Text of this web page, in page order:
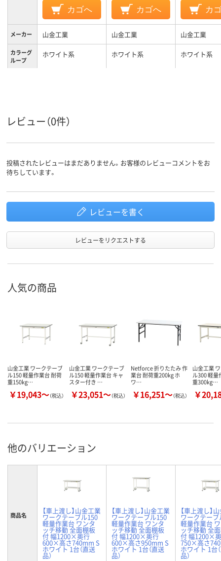
カゴへ カゴへ カ
メーカー 山金工業 山金工業 山金工業
カラーグ
ループ
ホワイト系 ホワイト系 ホワイト系
レビュー（0件）
投稿されたレビューはまだありません。お客様のレビューコメントをお
待ちしています。
レビューを書く
レビューをリクエストする
人気の商品
山金工業 ワークテーブ
ル150 軽量作業台 耐荷
重150kg…
￥19,043～（税込）
山金工業 ワークテーブ
ル150 軽量作業台 キャ
スター付き …
￥23,051～（税込）
Netforce 折りたたみ 作
業台 耐荷重200kg ホ
ワ…
￥16,251～（税込）
山金工業
ル300 軽量
重300kg…
￥
他のバリエーション
商品名 【車上渡し】山金工業
ワークテーブル150
軽量作業台 ワンタ
ッチ移動 全面棚板
付 幅1200×奥行
600×高さ740mm S
ホワイト 1台（直送
品）
【車上渡し】山金工業
ワークテーブル150
軽量作業台 ワンタ
ッチ移動 全面棚板
付 幅1200×奥行
600×高さ950mm S
ホワイト 1台（直送
品）
【車上渡し】
ワークテーブ
軽量作業台
ッチ移動 全
付 幅1200×
750×高さ
ホワイト 1台
品）